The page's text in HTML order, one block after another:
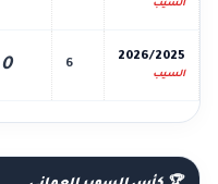
السيب
2026/2025
السيب
6
0